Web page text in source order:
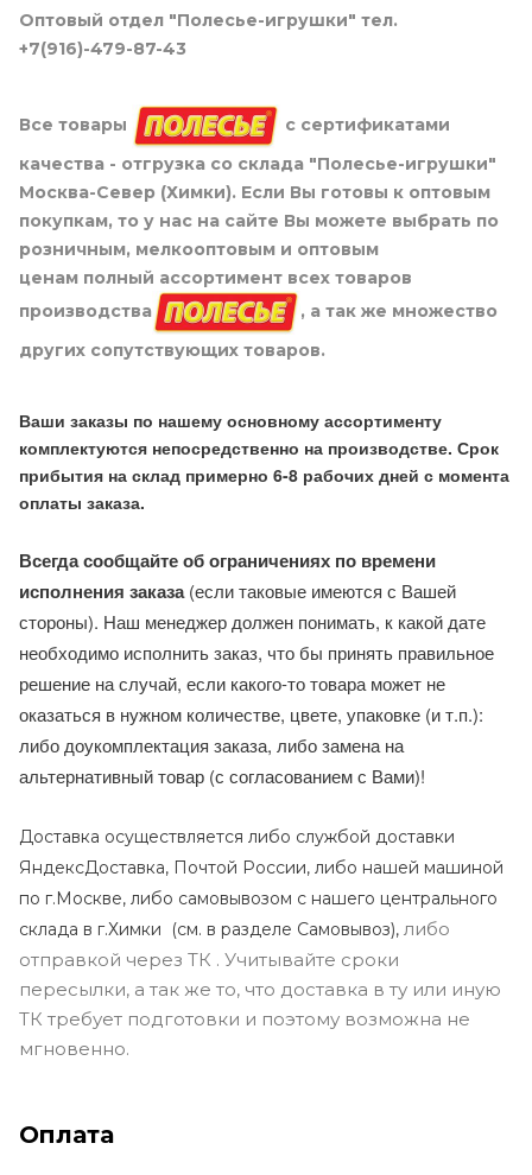
Оптовый отдел "Полесье-игрушки" тел.
+7(916)-479-87-43
Все товары
с сертификатами
качества - отгрузка со склада "Полесье-игрушки"
Москва-Север (Химки). Если Вы готовы к оптовым
покупкам, то у нас на сайте Вы можете выбрать по
розничным, мелкооптовым и оптовым
ценам полный ассортимент всех товаров
производства
, а так же множество
других сопутствующих товаров.
Ваши заказы по нашему основному ассортименту
комплектуются непосредственно на производстве. Срок
прибытия на склад примерно 6-8 рабочих дней с момента
оплаты заказа.
Всегда сообщайте об ограничениях по времени
исполнения заказа(если таковые имеются с Вашей
стороны). Наш менеджер должен понимать, к какой дате
необходимо исполнить заказ, что бы принять правильное
решение на случай, если какого-то товара может не
оказаться в нужном количестве, цвете, упаковке (и т.п.):
либо доукомплектация заказа, либо замена на
альтернативный товар (с согласованием с Вами)!
Доставка осуществляется либо службой доставки
ЯндексДоставка, Почтой России, либо нашей машиной
по г.Москве, либо самовывозом с нашего центрального
склада в г.Химки (см. в разделе Самовывоз), либо
отправкой через ТК . Учитывайте сроки
пересылки, а так же то, что доставка в ту или иную
ТК требует подготовки и поэтому возможна не
мгновенно.
Оплата